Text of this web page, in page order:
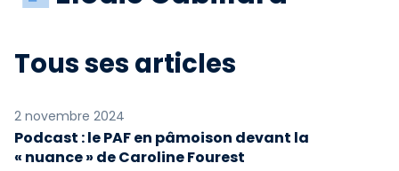
Tous ses articles
2 novembre 2024
Podcast : le PAF en pâmoison devant la
« nuance » de Caroline Fourest